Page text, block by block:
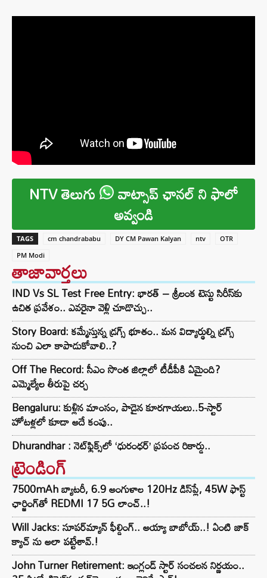
NTV తెలుగు వాట్సాప్ ఛానల్ ని ఫాలో
అవ్వండి
TAGS cm chandrababu DY CM Pawan Kalyan ntv
OTR
PM Modi
తాజావార్తలు
IND Vs SL Test Free Entry: భారత్ – శ్రీలంక టెస్టు సిరీస్‌కు
ఉచిత ప్రవేశం.. ఎవరైనా వెళ్లి చూడొచ్చు..
Story Board: కమ్మేస్తున్న డ్రగ్స్ భూతం.. మన విద్యార్థుల్ని డ్రగ్స్
నుంచి ఎలా కాపాడుకోవాలి..?
Off The Record: సీఎం సొంత జిల్లాలో టీడీపీకి ఏమైంది?
ఎమ్మెల్యేల తీరుపై చర్చ
Bengaluru: కుళ్లిన మాంసం, పాడైన కూరగాయలు..5-స్టార్
హోటళ్లలో కూడా అదే కంపు..
Dhurandhar : నెట్‌ఫ్లిక్స్‌లో ‘ధురంధర్’ ప్రపంచ రికార్డు..
ట్రెండింగ్‌
7500mAh బ్యాటరీ, 6.9 అంగుళాల 120Hz డిస్‌ప్లే, 45W ఫాస్ట్
ఛార్జింగ్‌తో REDMI 17 5G లాంచ్..!
Will Jacks: సూపర్‌మ్యాన్ ఫీల్డింగ్.. అయ్యా బాబోయ్..! ఏంటి జాక్
క్యాచ్ ను అలా పట్టేశావ్.!
John Turner Retirement: ఇంగ్లండ్ స్టార్ సంచలన నిర్ణయం..